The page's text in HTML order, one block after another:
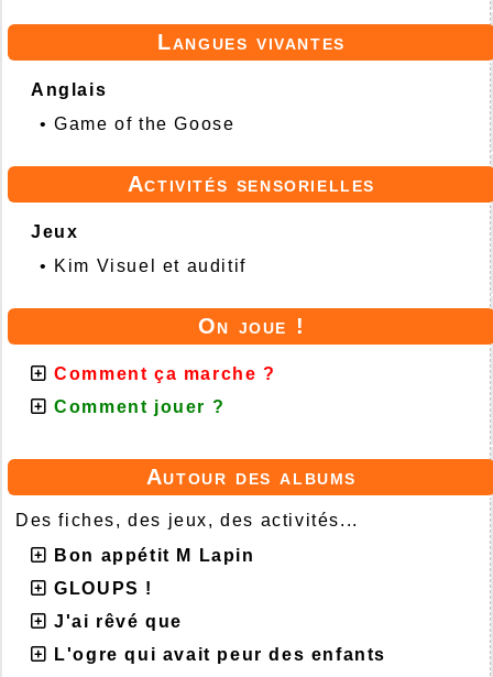
Langues vivantes
Anglais
•Game of the Goose
Activités sensorielles
Jeux
• Kim Visuel et auditif
On joue !
Comment ça marche ?
Comment jouer ?
Autour des albums
Des fiches, des jeux, des activités...
Bon appétit M Lapin
GLOUPS !
J'ai rêvé que
L'ogre qui avait peur des enfants